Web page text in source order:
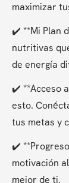
maximizar
✔️ **Mi Plan
nutritivas
de energía
✔️ **Acceso
esto.
tus metas y
✔️
motivación
mejor de ti.